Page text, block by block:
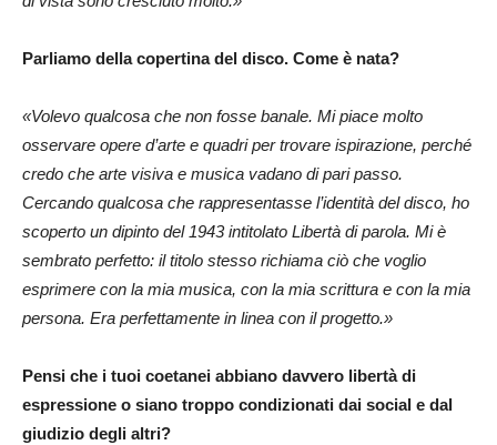
Parliamo della copertina del disco. Come è nata?
«Volevo qualcosa che non fosse banale. Mi piace molto
osservare opere d’arte e quadri per trovare ispirazione, perché
credo che arte visiva e musica vadano di pari passo.
Cercando qualcosa che rappresentasse l’identità del disco, ho
scoperto un dipinto del 1943 intitolato Libertà di parola. Mi è
sembrato perfetto: il titolo stesso richiama ciò che voglio
esprimere con la mia musica, con la mia scrittura e con la mia
persona. Era perfettamente in linea con il progetto.»
Pensi che i tuoi coetanei abbiano davvero libertà di
espressione o siano troppo condizionati dai social e dal
giudizio degli altri?